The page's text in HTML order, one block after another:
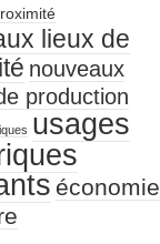
lieux de
nouveaux
production
usages
économie